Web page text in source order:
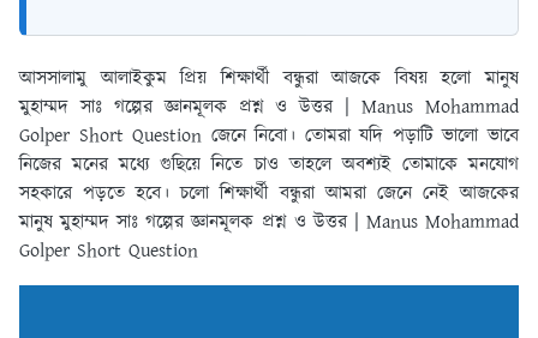
আসসালামু আলাইকুম প্রিয় শিক্ষার্থী বন্ধুরা আজকে বিষয় হলো মানুষ
মুহাম্মদ সাঃ গল্পের জ্ঞানমূলক প্রশ্ন ও উত্তর | Manus Mohammad
Golper Short Question জেনে নিবো। তোমরা যদি পড়াটি ভালো ভাবে
নিজের মনের মধ্যে গুছিয়ে নিতে চাও তাহলে অবশ্যই তোমাকে মনযোগ
সহকারে পড়তে হবে। চলো শিক্ষার্থী বন্ধুরা আমরা জেনে নেই আজকের
মানুষ মুহাম্মদ সাঃ গল্পের জ্ঞানমূলক প্রশ্ন ও উত্তর | Manus Mohammad
Golper Short Question